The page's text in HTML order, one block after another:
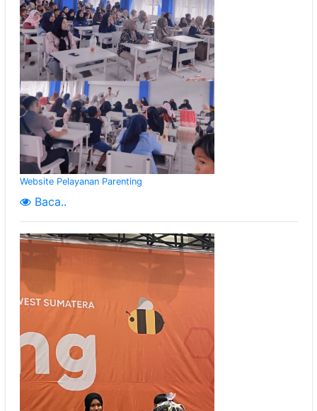
Website Pelayanan Parenting
Baca..